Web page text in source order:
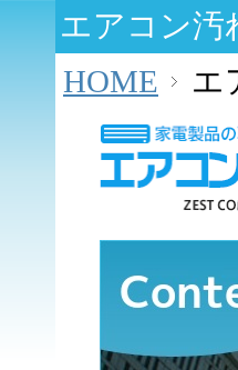
エアコン汚
HOME
エ